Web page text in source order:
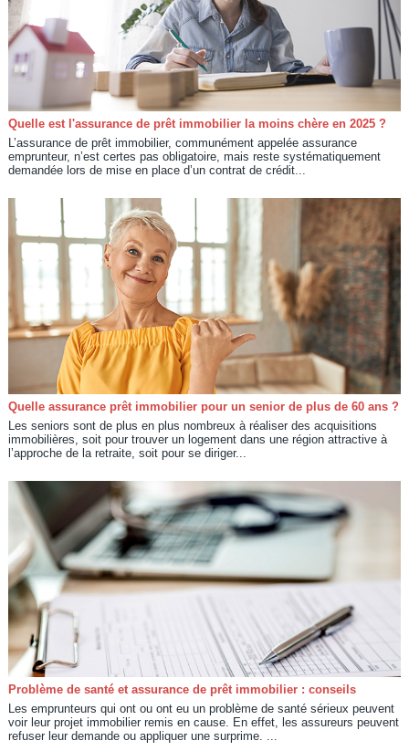
Quelle est l'assurance de prêt immobilier la moins chère en 2025 ?
L’assurance de prêt immobilier, communément appelée assurance
emprunteur, n’est certes pas obligatoire, mais reste systématiquement
demandée lors de mise en place d’un contrat de crédit...
Quelle assurance prêt immobilier pour un senior de plus de 60 ans ?
Les seniors sont de plus en plus nombreux à réaliser des acquisitions
immobilières, soit pour trouver un logement dans une région attractive à
l’approche de la retraite, soit pour se diriger...
Problème de santé et assurance de prêt immobilier : conseils
Les emprunteurs qui ont ou ont eu un problème de santé sérieux peuvent
voir leur projet immobilier remis en cause. En effet, les assureurs peuvent
refuser leur demande ou appliquer une surprime. ...